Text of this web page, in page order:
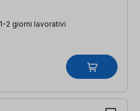
2 giorni lavorativi